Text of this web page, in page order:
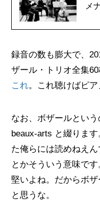
メ
録音の数も膨大で、
ザール・トリオ全集
これ。これ聴けばピア
なお、ボザールという
beaux-arts と綴りま
た俺らには読めねえ
とかそういう意味で
堅いよね。だからボ
と思うな。